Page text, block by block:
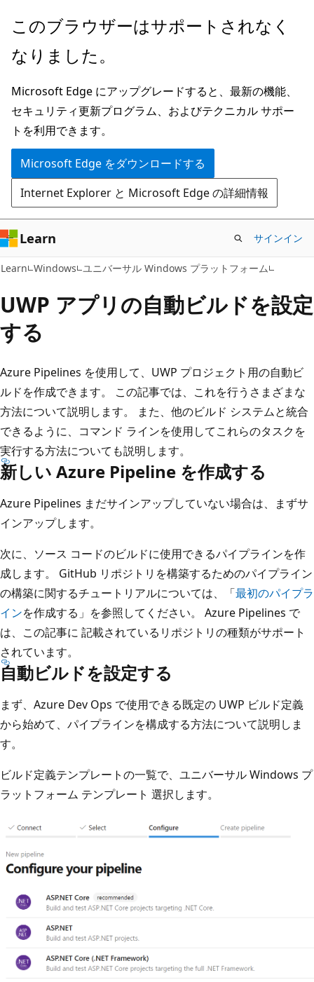
メ
ン
ン
テ
ン
ツ
に
ス
キ
ッ
プ
このブラウザーはサポートされなく
なりました。
Microsoft Edge にアップグレードすると、最新の機能、
セキュリティ更新プログラム、およびテクニカル サポー
トを利用できます。
Microsoft Edge をダウンロードする
Internet Explorer と Microsoft Edge の詳細情報
Learn サインイン
Learn Windows ユニバーサル Windows プラットフォーム
UWP アプリの自動ビルドを設定
する
Azure Pipelines を使用して、UWP プロジェクト用の自動ビ
ルドを作成できます。 この記事では、これを行うさまざまな
方法について説明します。 また、他のビルド システムと統合
できるように、コマンド ラインを使用してこれらのタスクを
実行する方法についても説明します。
新しい Azure Pipeline を作成する
Azure Pipelines まだサインアップしていない場合は、まずサ
インアップします。
次に、ソース コードのビルドに使用できるパイプラインを作
成します。 GitHub リポジトリを構築するためのパイプライン
の構築に関するチュートリアルについては、「最初のパイプラ
インを作成する」を参照してください。 Azure Pipelines で
は、この記事に 記載されているリポジトリの種類がサポート
されています。
自動ビルドを設定する
まず、Azure Dev Ops で使用できる既定の UWP ビルド定義
から始めて、パイプラインを構成する方法について説明しま
す。
ビルド定義テンプレートの一覧で、ユニバーサル Windows プ
ラットフォーム テンプレート 選択します。